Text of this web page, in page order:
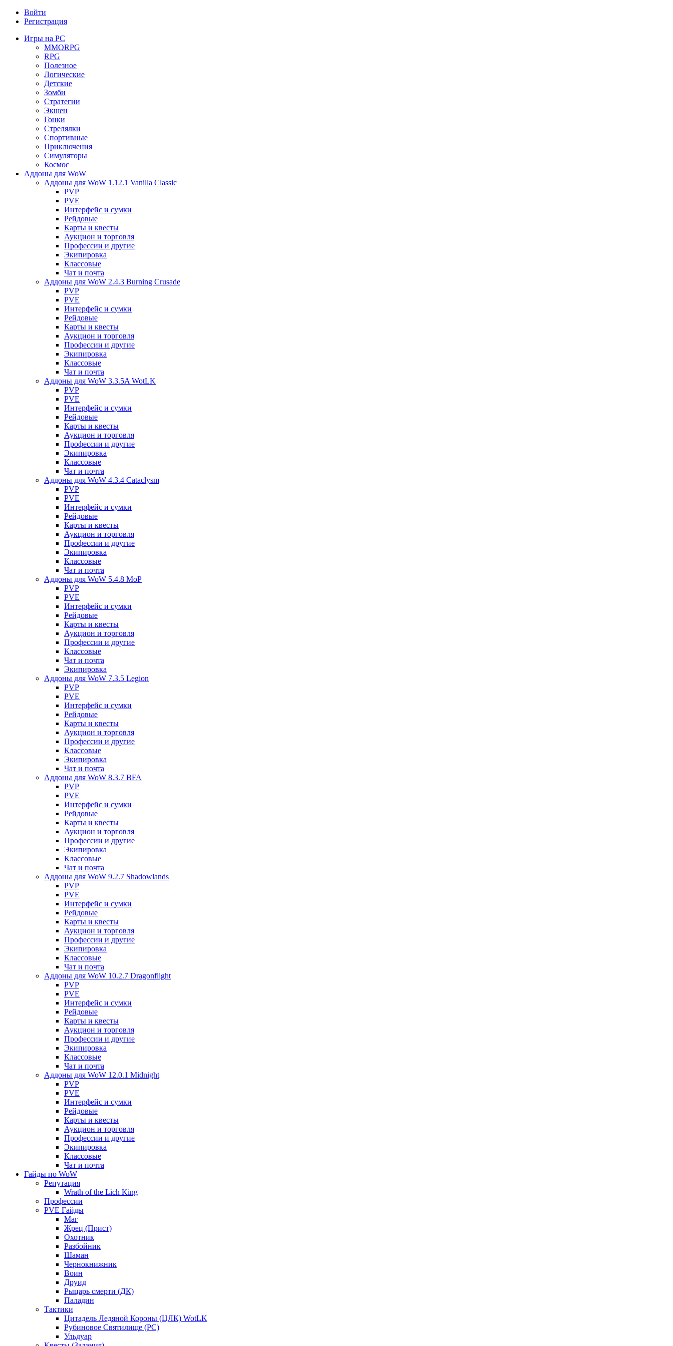
Войти
Регистрация
Игры на PC
MMORPG
RPG
Полезное
Логические
Детские
Зомби
Стратегии
Экшен
Гонки
Стрелялки
Спортивные
Приключения
Симуляторы
Космос
Аддоны для WoW
Аддоны для WoW 1.12.1 Vanilla Classic
PVP
PVE
Интерфейс и сумки
Рейдовые
Карты и квесты
Аукцион и торговля
Профессии и другие
Экипировка
Классовые
Чат и почта
Аддоны для WoW 2.4.3 Burning Crusade
PVP
PVE
Интерфейс и сумки
Рейдовые
Карты и квесты
Аукцион и торговля
Профессии и другие
Экипировка
Классовые
Чат и почта
Аддоны для WoW 3.3.5A WotLK
PVP
PVE
Интерфейс и сумки
Рейдовые
Карты и квесты
Аукцион и торговля
Профессии и другие
Экипировка
Классовые
Чат и почта
Аддоны для WoW 4.3.4 Cataclysm
PVP
PVE
Интерфейс и сумки
Рейдовые
Карты и квесты
Аукцион и торговля
Профессии и другие
Экипировка
Классовые
Чат и почта
Аддоны для WoW 5.4.8 MoP
PVP
PVE
Интерфейс и сумки
Рейдовые
Карты и квесты
Аукцион и торговля
Профессии и другие
Классовые
Чат и почта
Экипировка
Аддоны для WoW 7.3.5 Legion
PVP
PVE
Интерфейс и сумки
Рейдовые
Карты и квесты
Аукцион и торговля
Профессии и другие
Классовые
Экипировка
Чат и почта
Аддоны для WoW 8.3.7 BFA
PVP
PVE
Интерфейс и сумки
Рейдовые
Карты и квесты
Аукцион и торговля
Профессии и другие
Экипировка
Классовые
Чат и почта
Аддоны для WoW 9.2.7 Shadowlands
PVP
PVE
Интерфейс и сумки
Рейдовые
Карты и квесты
Аукцион и торговля
Профессии и другие
Экипировка
Классовые
Чат и почта
Аддоны для WoW 10.2.7 Dragonflight
PVP
PVE
Интерфейс и сумки
Рейдовые
Карты и квесты
Аукцион и торговля
Профессии и другие
Экипировка
Классовые
Чат и почта
Аддоны для WoW 12.0.1 Midnight
PVP
PVE
Интерфейс и сумки
Рейдовые
Карты и квесты
Аукцион и торговля
Профессии и другие
Экипировка
Классовые
Чат и почта
Гайды по WoW
Репутация
Wrath of the Lich King
Профессии
PVE Гайды
Маг
Жрец (Прист)
Охотник
Разбойник
Шаман
Чернокнижник
Воин
Друид
Рыцарь смерти (ДК)
Паладин
Тактики
Цитадель Ледяной Короны (ЦЛК) WotLK
Рубиновое Святилище (РС)
Ульдуар